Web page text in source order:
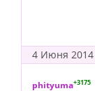
4 Июня 2014
phityuma+3175